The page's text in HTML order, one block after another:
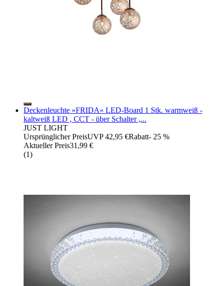
Deckenleuchte »FRIDA« LED-Board 1 Stk. warmweiß -
kaltweiß LED , CCT - über Schalter ,...
JUST LIGHT
Ursprünglicher PreisUVP 42,95 €Rabatt- 25 %
Aktueller Preis31,99 €
(1)